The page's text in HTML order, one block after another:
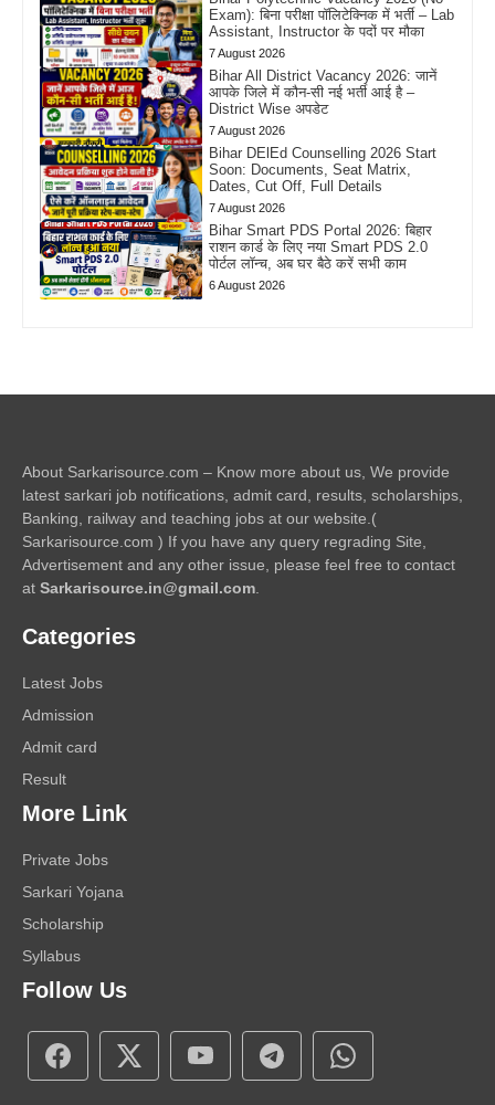
Exam): बिना परीक्षा पॉलिटेक्निक में भर्ती – Lab
Assistant, Instructor के पदों पर मौका
7 August 2026
Bihar All District Vacancy 2026: जानें
आपके जिले में कौन-सी नई भर्ती आई है –
District Wise अपडेट
7 August 2026
Bihar DElEd Counselling 2026 Start
Soon: Documents, Seat Matrix,
Dates, Cut Off, Full Details
7 August 2026
Bihar Smart PDS Portal 2026: बिहार
राशन कार्ड के लिए नया Smart PDS 2.0
पोर्टल लॉन्च, अब घर बैठे करें सभी काम
6 August 2026
About Sarkarisource.com – Know more about us, We provide
latest sarkari job notifications, admit card, results, scholarships,
Banking, railway and teaching jobs at our website.(
Sarkarisource.com ) If you have any query regrading Site,
Advertisement and any other issue, please feel free to contact
at Sarkarisource.in@gmail.com
Categories
Latest Jobs
Admission
Admit card
Result
More Link
Private Jobs
Sarkari Yojana
Scholarship
Syllabus
Follow Us